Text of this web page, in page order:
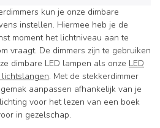
kun je onze dimbare
instellen. Hiermee heb je de
moment het lichtniveau aan te
vraagt. De dimmers zijn te gebruiken
dimbare LED lampen als onze LED
. Met de stekkerdimmer
aanpassen afhankelijk van je
voor het lezen van een boek
in gezelschap.